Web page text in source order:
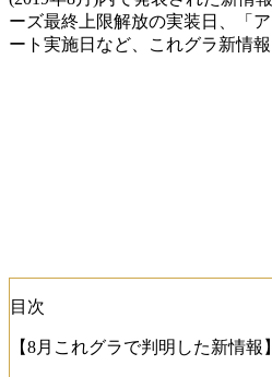
ーズ最終上限解放の実装日、「
ート実施日など、これグラ新情報
目次
【8月これグラで判明した新情報】